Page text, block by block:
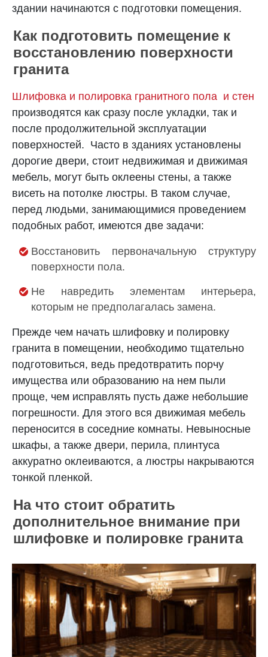
здании начинаются с подготовки помещения.
Как подготовить помещение к
восстановлению поверхности
гранита
Шлифовка и полировка гранитного пола и стен
производятся как сразу после укладки, так и
после продолжительной эксплуатации
поверхностей. Часто в зданиях установлены
дорогие двери, стоит недвижимая и движимая
мебель, могут быть оклеены стены, а также
висеть на потолке люстры. В таком случае,
перед людьми, занимающимися проведением
подобных работ, имеются две задачи:
Восстановить первоначальную структуру
поверхности пола.
Не навредить элементам интерьера,
которым не предполагалась замена.
Прежде чем начать шлифовку и полировку
гранита в помещении, необходимо тщательно
подготовиться, ведь предотвратить порчу
имущества или образованию на нем пыли
проще, чем исправлять пусть даже небольшие
погрешности. Для этого вся движимая мебель
переносится в соседние комнаты. Невыносные
шкафы, а также двери, перила, плинтуса
аккуратно оклеиваются, а люстры накрываются
тонкой пленкой.
На что стоит обратить
дополнительное внимание при
шлифовке и полировке гранита